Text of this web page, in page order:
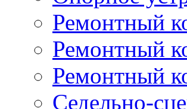
Ремонтный
Ремонтный
Ремонтный
Седельно-